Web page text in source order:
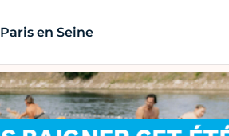
Paris en Seine